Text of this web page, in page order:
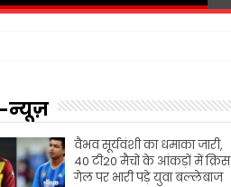
न्यूज़
वैभव सूर्यवंशी का धमाका जारी,
40 टी20 मैचों के आंकड़ों में क्रिस
गेल पर भारी पड़े युवा बल्लेबाज